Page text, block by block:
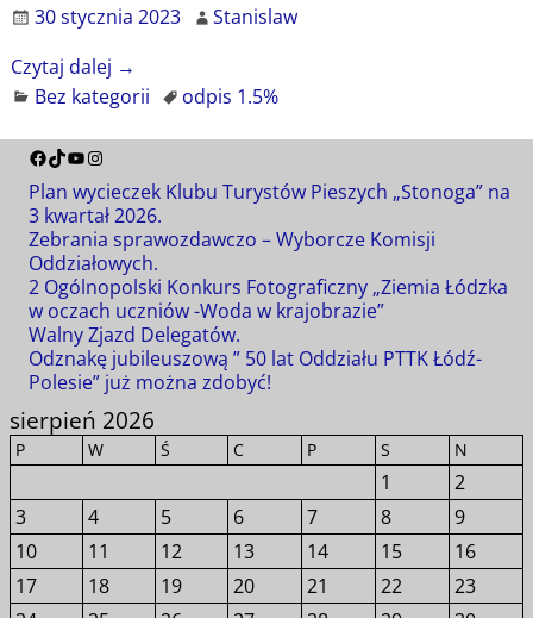
30 stycznia 2023
Stanislaw
Czytaj dalej →
Bez kategorii
odpis 1.5%
Plan wycieczek Klubu Turystów Pieszych „Stonoga” na
3 kwartał 2026.
Zebrania sprawozdawczo – Wyborcze Komisji
Oddziałowych.
2 Ogólnopolski Konkurs Fotograficzny „Ziemia Łódzka
w oczach uczniów -Woda w krajobrazie”
Walny Zjazd Delegatów.
Odznakę jubileuszową ” 50 lat Oddziału PTTK Łódź-
Polesie” już można zdobyć!
sierpień 2026
P W Ś C P S N
1
2
3
4 5 6 7 8
9
10
11 12 13 14 15
16
17
18 19 20 21 22
23